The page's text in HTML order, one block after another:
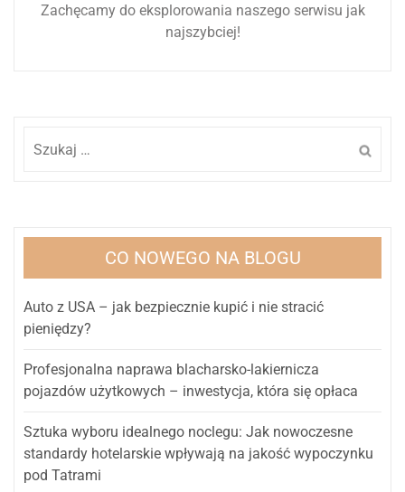
Zachęcamy do eksplorowania naszego serwisu jak
najszybciej!
CO NOWEGO NA BLOGU
Auto z USA – jak bezpiecznie kupić i nie stracić
pieniędzy?
Profesjonalna naprawa blacharsko-lakiernicza
pojazdów użytkowych – inwestycja, która się opłaca
Sztuka wyboru idealnego noclegu: Jak nowoczesne
standardy hotelarskie wpływają na jakość wypoczynku
pod Tatrami